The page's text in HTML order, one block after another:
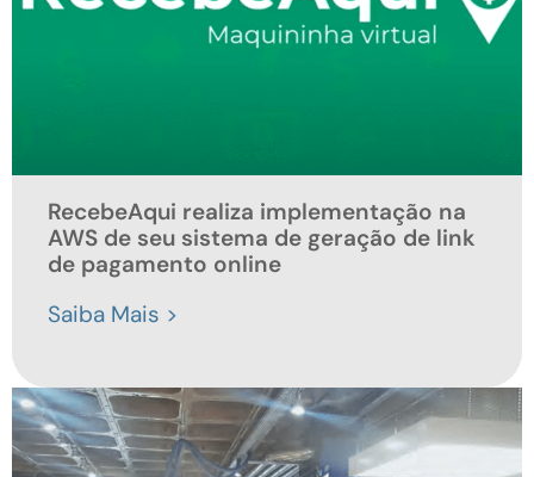
RecebeAqui realiza implementação na
AWS de seu sistema de geração de link
de pagamento online
Saiba Mais >